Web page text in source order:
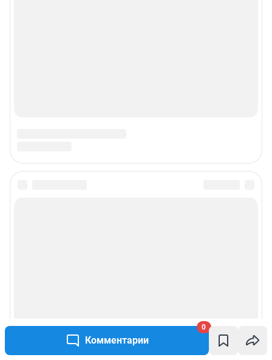
Комментарии
0